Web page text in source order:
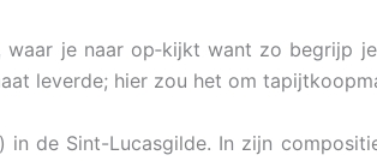
je naar op‑kijkt want zo begrijp
leverde; hier zou het om
in de Sint-Lucasgilde. In zijn